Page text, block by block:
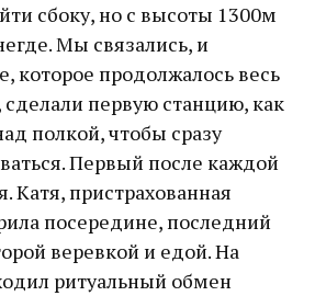
сбоку, но с высоты 1300м
Мы связались, и
которое продолжалось весь
сделали первую станцию, как
полкой, чтобы сразу
Первый после каждой
Катя, пристрахованная
посередине, последний
веревкой и едой. На
ритуальный обмен